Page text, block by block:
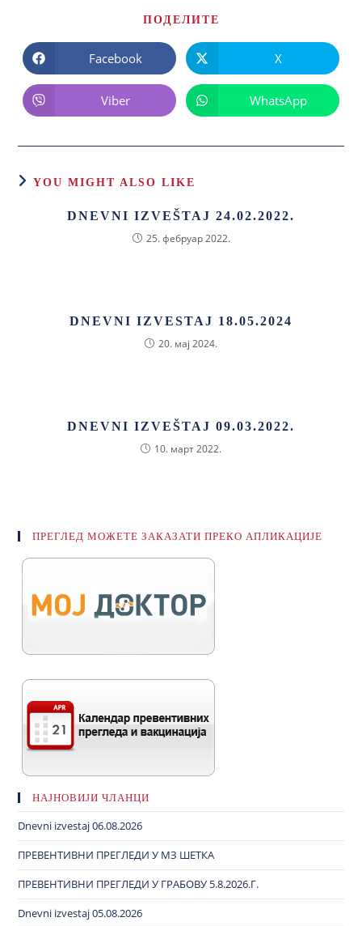
ПОДЕЛИТЕ
Facebook X
Viber WhatsApp
YOU MIGHT ALSO LIKE
DNEVNI IZVEŠTAJ 24.02.2022.
25. фебруар 2022.
DNEVNI IZVESTAJ 18.05.2024
20. мај 2024.
DNEVNI IZVEŠTAJ 09.03.2022.
10. март 2022.
ПРЕГЛЕД МОЖЕТЕ ЗАКАЗАТИ ПРЕКО АПЛИКАЦИЈЕ
НАЈНОВИЈИ ЧЛАНЦИ
Dnevni izvestaj 06.08.2026
ПРЕВЕНТИВНИ ПРЕГЛЕДИ У МЗ ШЕТКА
ПРЕВЕНТИВНИ ПРЕГЛЕДИ У ГРАБОВУ 5.8.2026.Г.
Dnevni izvestaj 05.08.2026